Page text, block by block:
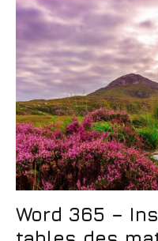
Word 365 –